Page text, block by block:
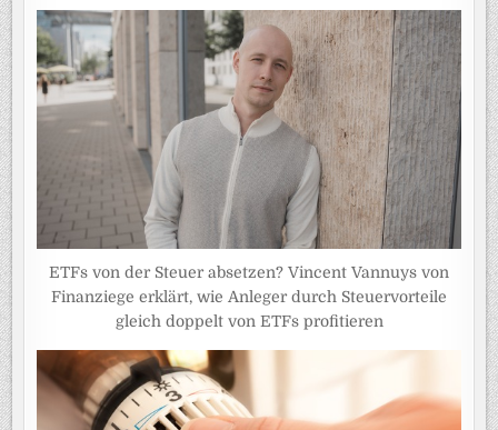
ETFs von der Steuer absetzen? Vincent Vannuys von
Finanziege erklärt, wie Anleger durch Steuervorteile
gleich doppelt von ETFs profitieren